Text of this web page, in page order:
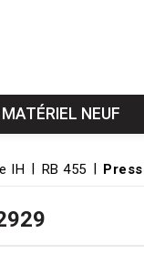
MATÉRIEL NEUF
IH RB 455